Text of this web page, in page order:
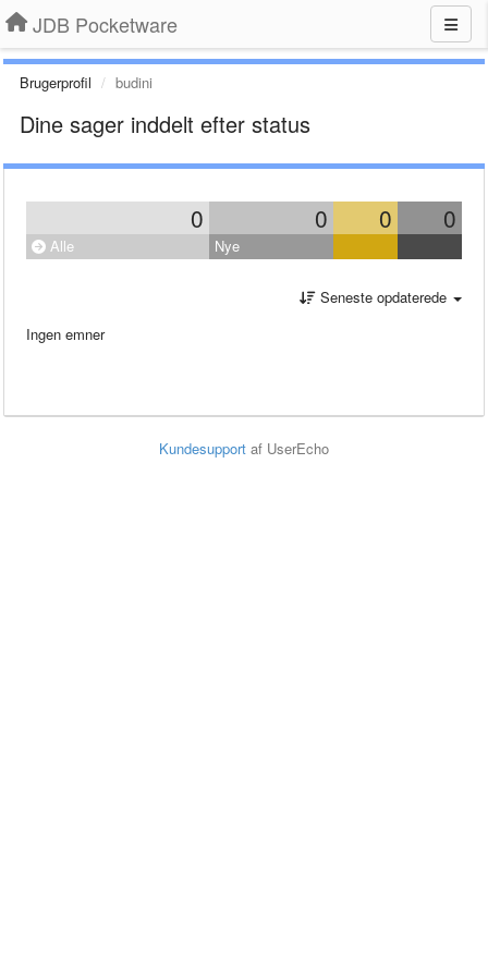
JDB Pocketware
Brugerprofil budini
Dine sager inddelt efter status
0 0 0 0
Alle Nye
Seneste opdaterede
Ingen emner
Kundesupport af UserEcho